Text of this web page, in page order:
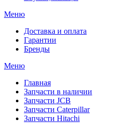
Меню
Доставка и оплата
Гарантии
Бренды
Меню
Главная
Запчасти в наличии
Запчасти JCB
Запчасти Caterpillar
Запчасти Hitachi